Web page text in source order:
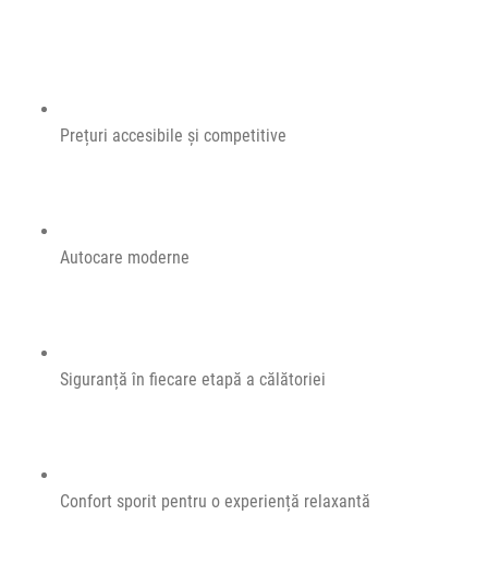
Prețuri accesibile și competitive
Autocare moderne
Siguranță în fiecare etapă a călătoriei
Confort sporit pentru o experiență relaxantă